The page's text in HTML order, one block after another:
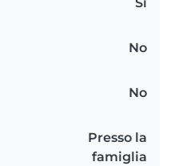
Sì
No
No
Presso la
famiglia